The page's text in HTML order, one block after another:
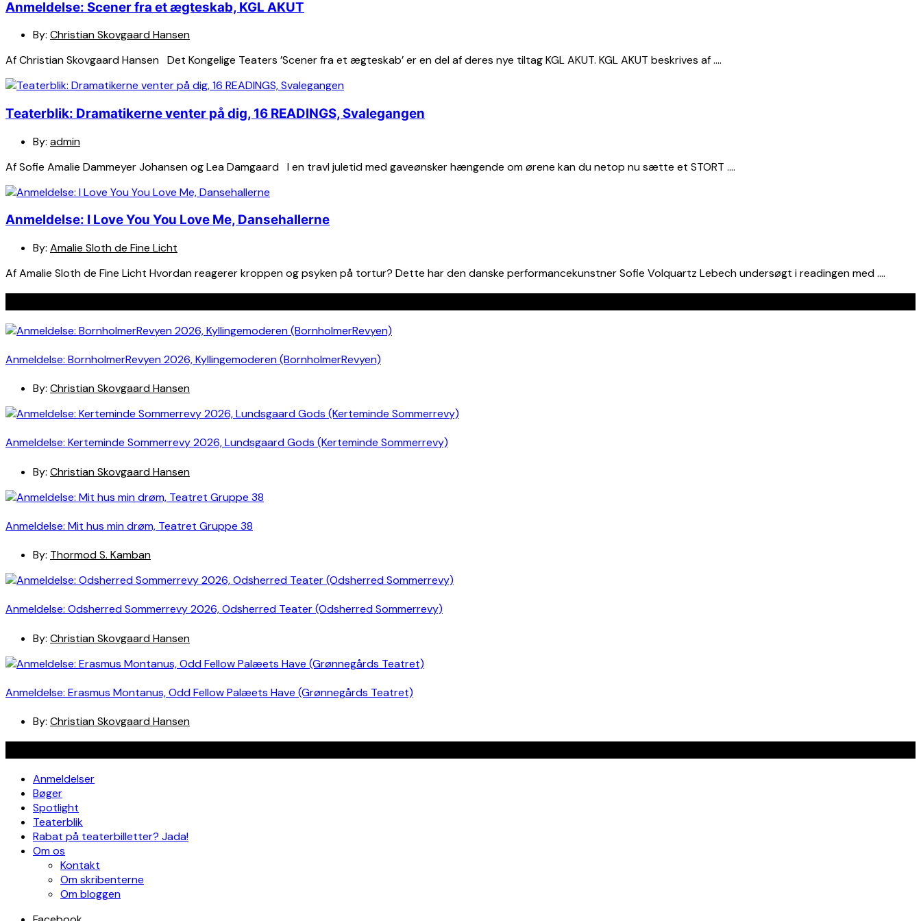
Anmeldelse: Scener fra et ægteskab, KGL AKUT
By: Christian Skovgaard Hansen
Af Christian Skovgaard Hansen Det Kongelige Teaters ’Scener fra et ægteskab’ er en del af deres nye tiltag KGL AKUT. KGL AKUT beskrives af ….
Teaterblik: Dramatikerne venter på dig, 16 READINGS, Svalegangen
By: admin
Af Sofie Amalie Dammeyer Johansen og Lea Damgaard I en travl juletid med gaveønsker hængende om ørene kan du netop nu sætte et STORT ….
Anmeldelse: I Love You You Love Me, Dansehallerne
By: Amalie Sloth de Fine Licht
Af Amalie Sloth de Fine Licht Hvordan reagerer kroppen og psyken på tortur? Dette har den danske performancekunstner Sofie Volquartz Lebech undersøgt i readingen med ….
Anmeldelse: BornholmerRevyen 2026, Kyllingemoderen (BornholmerRevyen)
By: Christian Skovgaard Hansen
Anmeldelse: Kerteminde Sommerrevy 2026, Lundsgaard Gods (Kerteminde Sommerrevy)
By: Christian Skovgaard Hansen
Anmeldelse: Mit hus min drøm, Teatret Gruppe 38
By: Thormod S. Kamban
Anmeldelse: Odsherred Sommerrevy 2026, Odsherred Teater (Odsherred Sommerrevy)
By: Christian Skovgaard Hansen
Anmeldelse: Erasmus Montanus, Odd Fellow Palæets Have (Grønnegårds Teatret)
By: Christian Skovgaard Hansen
Anmeldelser
Bøger
Spotlight
Teaterblik
Rabat på teaterbilletter? Jada!
Om os
Kontakt
Om skribenterne
Om bloggen